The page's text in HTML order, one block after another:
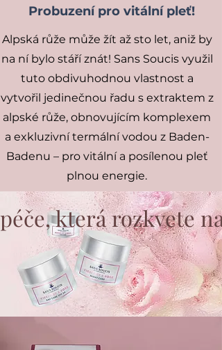
Probuzení pro vitální pleť!
Alpská růže může žít až sto let, aniž by
na ní bylo stáří znát! Sans Soucis využil
tuto obdivuhodnou vlastnost a
vytvořil jedinečnou řadu s extraktem z
alpské růže, obnovujícím komplexem
a exkluzivní termální vodou z Baden-
Badenu – pro vitální a posílenou pleť
plnou energie.
péče, která rozkvete